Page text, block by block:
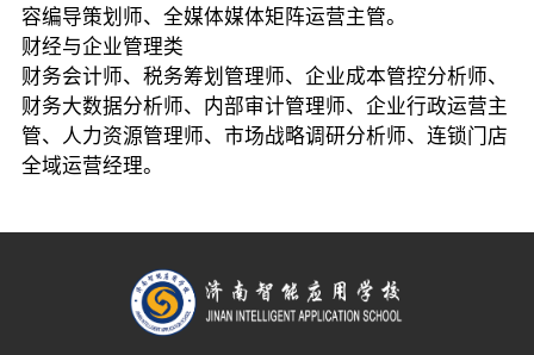
容编导策划师、全媒体媒体矩阵运营主管。
财经与企业管理类
财务会计师、税务筹划管理师、企业成本管控分析师、
财务大数据分析师、内部审计管理师、企业行政运营主
管、人力资源管理师、市场战略调研分析师、连锁门店
全域运营经理。